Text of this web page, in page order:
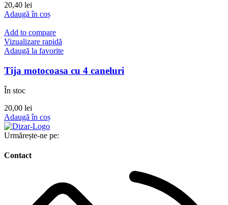
20,40 lei
Adaugă în coș
Add to compare
Vizualizare rapidă
Adaugă la favorite
Tija motocoasa cu 4 caneluri
În stoc
20,00 lei
Adaugă în coș
Urmărește-ne pe:
Contact